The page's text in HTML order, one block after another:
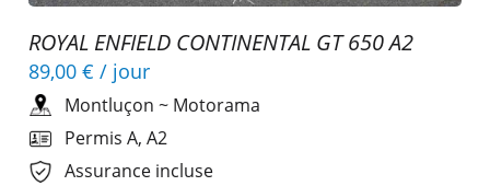
ROYAL ENFIELD CONTINENTAL GT 650 A2
89,00 € / jour
Montluçon ~ Motorama
Permis A, A2
Assurance incluse